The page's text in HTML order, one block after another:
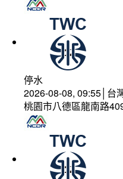
停水
2026-08-08, 09:55│台
桃園市八德區龍南路